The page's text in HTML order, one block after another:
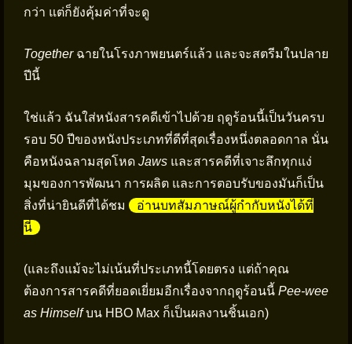
กว่า แต่ก็ยังคุ้มค่าที่จะดู
Togetherฉายในโรงภาพยนตร์แล้ว และจะสตรีมในปลาย
ปีนี้
ใช่แล้ว ฉันใส่หนังสารคดีเข้าไปด้วย ฤดูร้อนนี้เป็นวันครบ
รอบ 50 ปีของหนังประเภทที่ดีที่สุดเรื่องหนึ่งตลอดกาล นั่น
คือหนังฉลามสุดโหด Jaws และสารคดีที่เจาะลึกทุกแง่
มุมของการพัฒนา การผลิต และการตอบรับของมันก็เป็น
สิ่งที่น่ายินดีที่ได้ชม
อ่านบทสัมภาษณ์ผู้กำกับหนังได้ที่
นี่
(และถึงแม้จะไม่เน้นที่ประเภทนี้โดยตรง แต่ถ้าคุณ
ต้องการสารคดีที่ยอดเยี่ยมอีกเรื่องจากฤดูร้อนนี้ Pee-wee
as Himselfบน HBO Max ก็เป็นผลงานชิ้นเอก)